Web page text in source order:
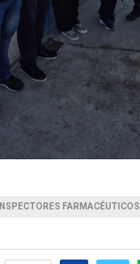
INSPECTORES FARMACÉUTICOS